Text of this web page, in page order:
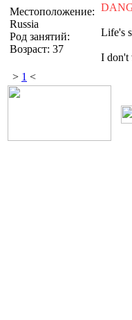
Местоположение:
Russia
Род занятий:
Возраст: 37
Life's
I don't
> 1 <